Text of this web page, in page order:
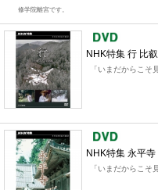
修学院離宮です。
NHK特集 行 比
「いまだからこ
NHK特集 永平寺
「いまだからこ